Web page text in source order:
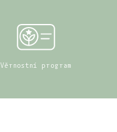
Věrnostní program